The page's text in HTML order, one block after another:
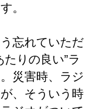
。
忘れていただ
りの良い”ラ
災害時、ラジ
、そういう時